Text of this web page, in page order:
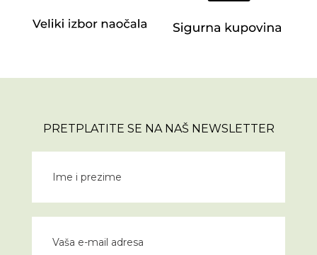
PRETPLATITE SE NA NAŠ NEWSLETTER